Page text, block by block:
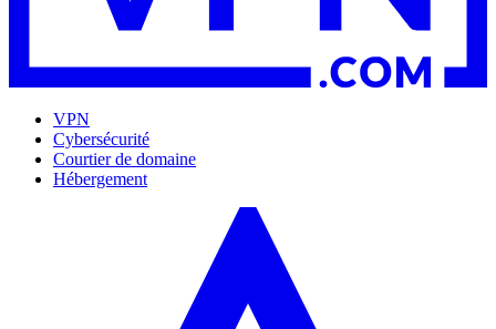
VPN
Cybersécurité
Courtier de domaine
Hébergement